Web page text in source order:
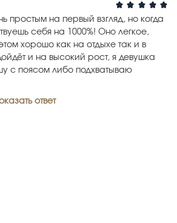
простым на первый взгляд, но когда
себя на 1000%! Оно легкое,
хорошо как на отдыхе так и в
и на высокий рост, я девушка
с поясом либо подхватываю
ответ